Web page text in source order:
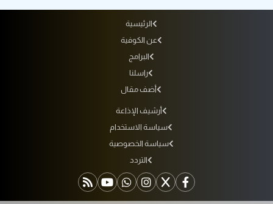
الرئيسية
عن الكوفية
البرامج
راسلنا
أضف مقال
أرشيف الإذاعة
سياسة الاستخدام
سياسة الخصوصية
التردد